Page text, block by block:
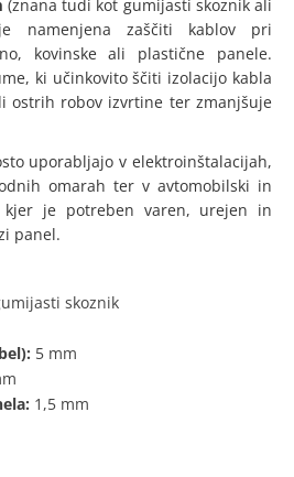
(znana tudi kot gumijasti skoznik ali
namenjena zaščiti kablov pri
kovinske ali plastične panele.
ki učinkovito ščiti izolacijo kabla
ostrih robov izvrtine ter zmanjšuje
uporabljajo v elektroinštalacijah,
omarah ter v avtomobilski in
kjer je potreben varen, urejen in
panel.
skoznik
5 mm
1,5 mm